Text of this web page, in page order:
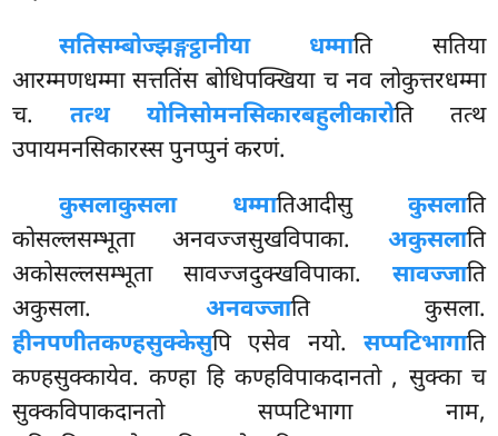
सतिसम्बोज्झङ्गट्ठानीया धम्माति सतिया
आरम्मणधम्मा सत्ततिंस बोधिपक्खिया च नव लोकुत्तरधम्मा
च.तत्थ योनिसोमनसिकारबहुलीकारोति तत्थ
उपायमनसिकारस्स पुनप्पुनं करणं.
कुसलाकुसला धम्मातिआदीसु कुसलाति
कोसल्लसम्भूता अनवज्जसुखविपाका. अकुसलाति
अकोसल्लसम्भूता सावज्जदुक्खविपाका. सावज्जाति
अकुसला. अनवज्जाति कुसला.
हीनपणीतकण्हसुक्केसुपि एसेव नयो. सप्पटिभागाति
कण्हसुक्कायेव. कण्हा हि कण्हविपाकदानतो , सुक्का च
सुक्कविपाकदानतो सप्पटिभागा नाम,